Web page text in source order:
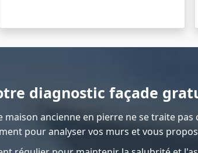
diagnostic façade
maison ancienne en pierre ne se traite
pour analyser vos murs et vous